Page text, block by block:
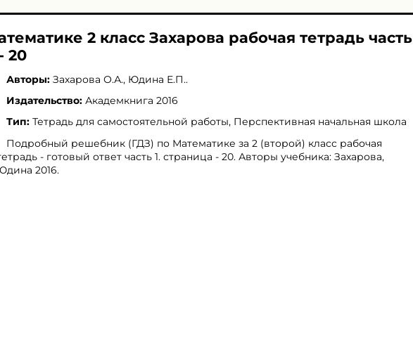
2 класс Захарова рабочая тетрадь часть
20
Авторы: Захарова О.А., Юдина Е.П..
Издательство: Академкнига 2016
Тип: Тетрадь для самостоятельной работы, Перспективная начальная школа
Подробный решебник (ГДЗ) по Математике за 2 (второй) класс рабочая
- готовый ответ часть 1. страница - 20. Авторы учебника: Захарова,
2016.